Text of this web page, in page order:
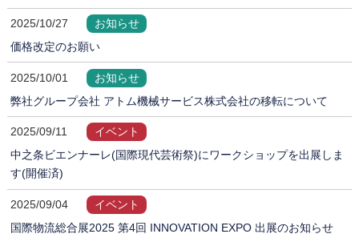
2025/10/27
お知らせ
価格改定のお願い
2025/10/01
お知らせ
弊社グループ会社 アトム機械サービス株式会社の移転について
2025/09/11
イベント
中之条ビエンナーレ(国際現代芸術祭)にワークショップを出展しま
す(開催済)
2025/09/04
イベント
国際物流総合展2025 第4回 INNOVATION EXPO 出展のお知らせ